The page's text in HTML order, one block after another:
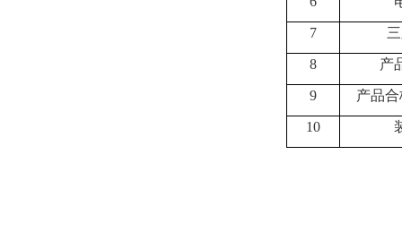
7
8 产
9 产品
10